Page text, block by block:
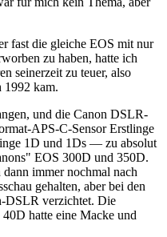
fast die gleiche EOS mit nur
zu haben, hatte ich
seinerzeit zu teuer, also
1992 kam.
und die Canon DSLR-
APS-C-Sensor Erstlinge
1D und 1Ds — zu absolut
EOS 300D und 350D.
immer nochmal nach
gehalten, aber bei den
DSLR verzichtet. Die
hatte eine Macke und